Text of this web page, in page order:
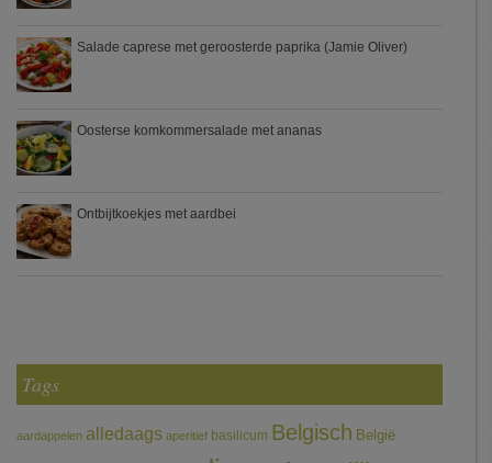
Salade caprese met geroosterde paprika (Jamie Oliver)
Oosterse komkommersalade met ananas
Ontbijtkoekjes met aardbei
Tags
aardappelen alledaags aperitief basilicum Belgisch België